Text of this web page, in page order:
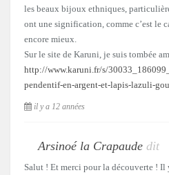
les beaux bijoux ethniques,
ont une signification, comme c’est le
encore mieux.
Sur le site de Karuni, je suis tombée
http://www.karuni.fr/s/
pendentif-en-argent-et-lapis-lazuli-
il y a 12 années
Arsinoé la Crapaude dit
Salut ! Et merci pour la découverte ! Il